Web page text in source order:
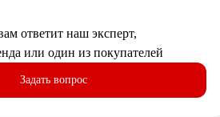
ответит наш эксперт,
или один из покупателей
Задать вопрос